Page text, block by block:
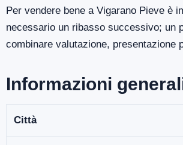
Per vendere bene a Vigarano Pieve è
necessario un ribasso successivo; un
combinare valutazione, presentazione
Informazioni
Città